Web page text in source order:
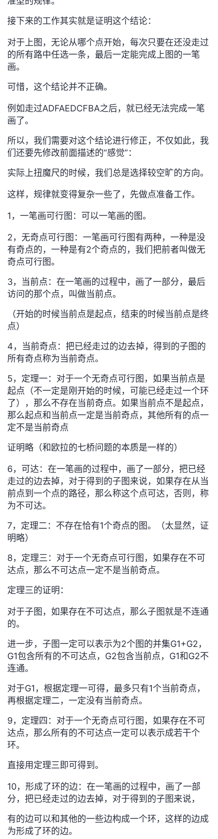
接下来的工作其实就是证明这个结论：
对于上图，无论从哪个点开始，每次只要在还没走过
的所有路中任选一条，最后一定能完成上图的一笔
画。
可惜，这个结论并不正确。
例如走过ADFAEDCFBA之后，就已经无法完成一笔
画了。
所以，我们需要对这个结论进行修正，不仅如此，我
们还要先修改前面描述的“感觉”：
实际上扭魔尺的时候，我们总是选择较空旷的方向。
这样，规律就变得复杂一些了，先做点准备工作。
1，一笔画可行图：可以一笔画的图。
2， 无奇点可行图：一笔画可行图有两种，一种是没
有奇点的，一种是有2个奇点的，我们把前者叫做无
奇点可行图。
3，当前点：在一笔画的过程中，画了一部分，最后
访问的那个点，叫做当前点。
（开始的时候当前点是起点，结束的时候当前点是终
点）
4， 当前奇点：把已经走过的边去掉，得到的子图的
所有奇点称为当前奇点。
5，定理一：对于一个无奇点可行图，如果当前点是
起点（不一定是刚开始的时候，可能已经走过一个环
了）， 那么不存在当前奇点。如果当前点不是起点，
那么起点和当前点一定是当前奇点，其他所有的点一
定不是当前奇点
证明略（和欧拉的七桥问题的本质是一样的）
6，可达：在一笔画的过程中， 画了一部分， 把已经
走过的边去掉，对于得到的子图来说，如果存在从当
前点到一个点的路径，那么称这个点可达，否则，称
为不可达。
7，定理二：不存在恰有1个奇点的图。（太显然，证
明略）
8，定理三： 对于一个无奇点可行图，如果存在不可
达点，那么不可达点一定不是当前奇点。
定理三的证明：
对于子图， 如果存在不可达点，那么子图就是不连通
的。
进一步，子图一定可以表示为2个图的并集G1+G2，
G1包含所有的不可达点，G2包含当前点，G1和G2不
连通。
对于G1，根据定理一可得，最多只有1个当前奇点，
再根据定理二，一定没有当前奇点。
9，定理四：对于一个无奇点可行图，如果存在不可
达点，那么所有的不可达点一定可以表示成若干个
环。
直接用定理三即可得到。
10，形成了环的边： 在一笔画的过程中， 画了一部
分， 把已经走过的边去掉，对于得到的子图来说，
有的边可以和其他的一些边构成一个环，这样的边成
为形成了环的边。